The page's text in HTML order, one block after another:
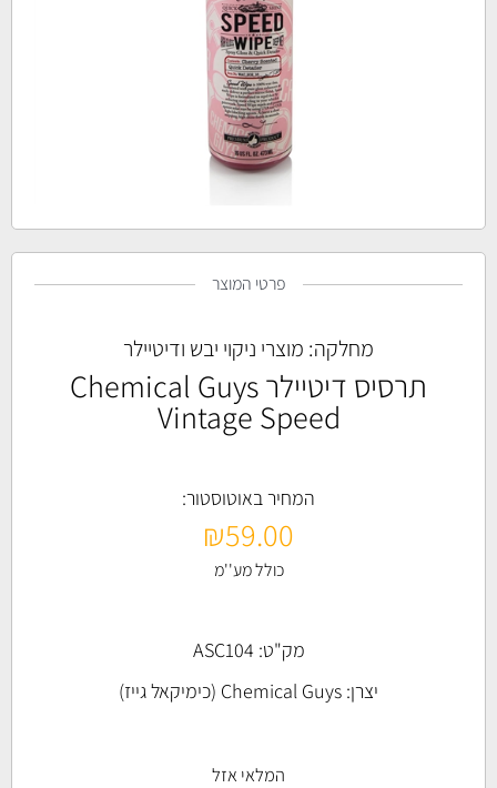
פרטי המוצר
מחלקה: מוצרי ניקוי יבש ודיטיילר
תרסיס דיטיילר Chemical Guys
Vintage Speed
המחיר באוטוסטור:
₪59.00
כולל מע''מ
מק"ט: ASC104
יצרן: Chemical Guys (כימיקאל גייז)
המלאי אזל